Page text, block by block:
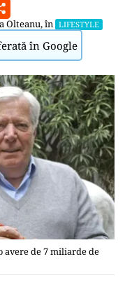
Olteanu, în LIFESTYLE
în Google
avere de 7 miliarde de